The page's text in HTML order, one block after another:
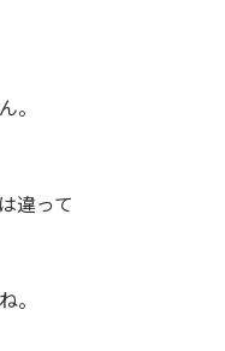
。
違って
。